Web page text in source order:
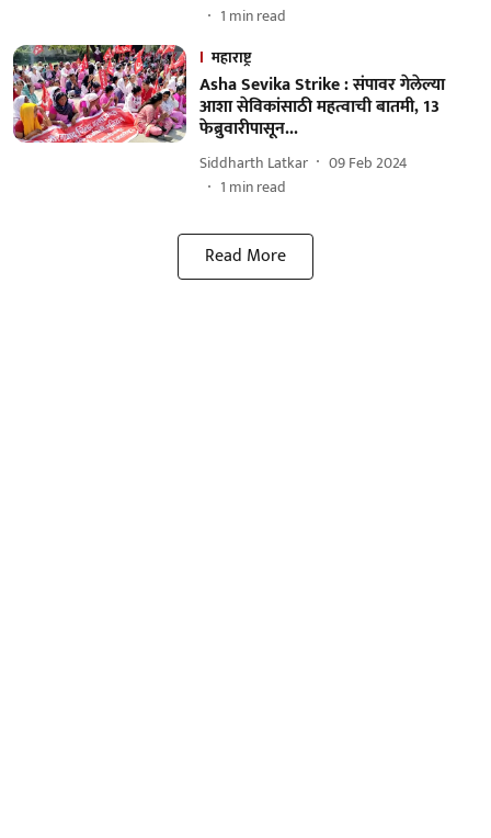
1 min read
महाराष्ट्र
Asha Sevika Strike : संपावर गेलेल्या
आशा सेविकांसाठी महत्वाची बातमी, 13
फेब्रुवारीपासून...
Siddharth Latkar
09 Feb 2024
1 min read
Read More